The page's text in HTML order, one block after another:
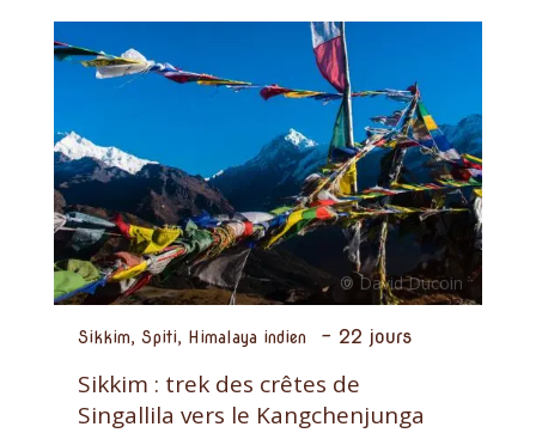
Sikkim, Spiti, Himalaya indien - 22 jours
Sikkim : trek des crêtes de
Singallila vers le Kangchenjunga